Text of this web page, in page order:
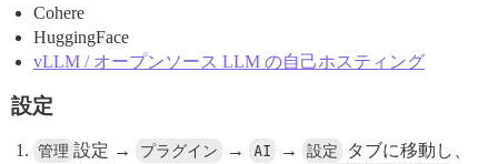
Cohere
HuggingFace
vLLM / オープンソース LLM の自己ホスティング
設定
管理 設定 → プラグイン → AI → 設定
タブに移動し、